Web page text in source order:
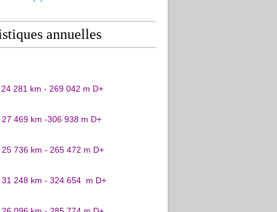
annuelles
24 281 km - 269 042 m D+
27 469 km -306 938 m D+
25 736 km - 265 472 m D+
31 248 km - 324 654 m D+